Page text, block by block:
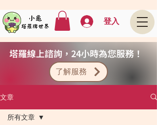
登入
塔羅線上諮詢，24小時為您服務！
了解服務
文章
所有文章